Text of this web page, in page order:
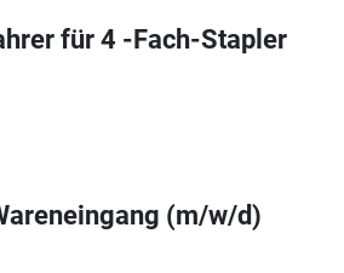
für 4 -Fach-Stapler
(m/w/d)